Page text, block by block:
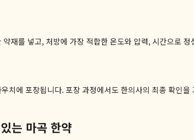
재를 넣고, 처방에 가장 적합한 온도와 압력, 시간으로 정
치에 포장됩니다. 포장 과정에서도 한의사의 최종 확인을
는 마곡 한약